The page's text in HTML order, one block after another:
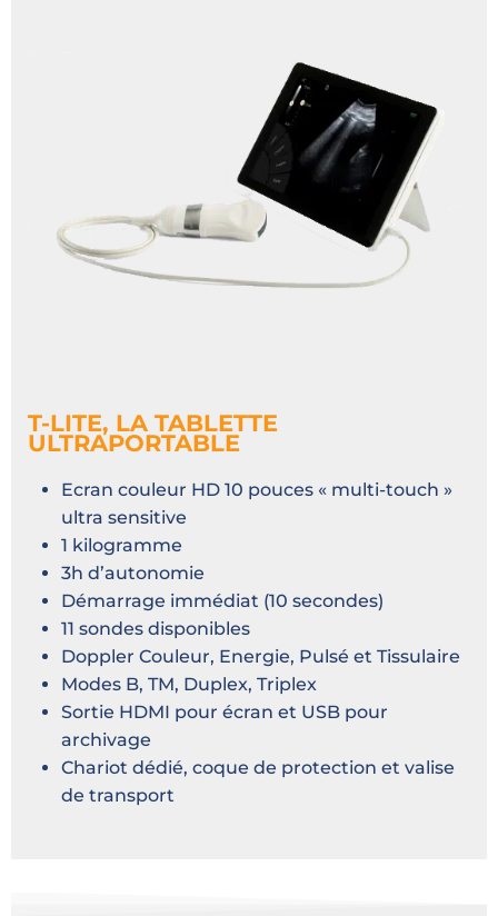
T-LITE, LA TABLETTE
ULTRAPORTABLE
Ecran couleur HD 10 pouces « multi-touch »
ultra sensitive
1 kilogramme
3h d’autonomie
Démarrage immédiat (10 secondes)
11 sondes disponibles
Doppler Couleur, Energie, Pulsé et Tissulaire
Modes B, TM, Duplex, Triplex
Sortie HDMI pour écran et USB pour
archivage
Chariot dédié, coque de protection et valise
de transport